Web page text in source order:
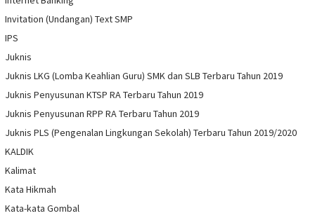
Invitation (Undangan) Text SMP
IPS
Juknis
Juknis LKG (Lomba Keahlian Guru) SMK dan SLB Terbaru Tahun 2019
Juknis Penyusunan KTSP RA Terbaru Tahun 2019
Juknis Penyusunan RPP RA Terbaru Tahun 2019
Juknis PLS (Pengenalan Lingkungan Sekolah) Terbaru Tahun 2019/2020
KALDIK
Kalimat
Kata Hikmah
Kata-kata Gombal